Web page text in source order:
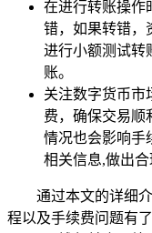
在进行转账操作
错，如果转错，
进行小额测试转
账。
关注数字货币市
费，确保交易顺
情况也会影响手
相关信息,做出合
通过本文的详细
程以及手续费问题有